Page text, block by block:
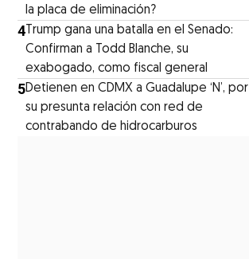
la placa de eliminación?
4Trump gana una batalla en el Senado:
Confirman a Todd Blanche, su
exabogado, como fiscal general
5Detienen en CDMX a Guadalupe ‘N’, por
su presunta relación con red de
contrabando de hidrocarburos